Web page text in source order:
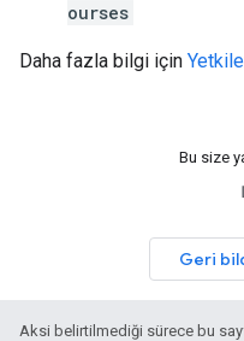
ourses
Daha fazla bilgi için
Bu size
Geri
Aksi belirtilmediği sürece bu